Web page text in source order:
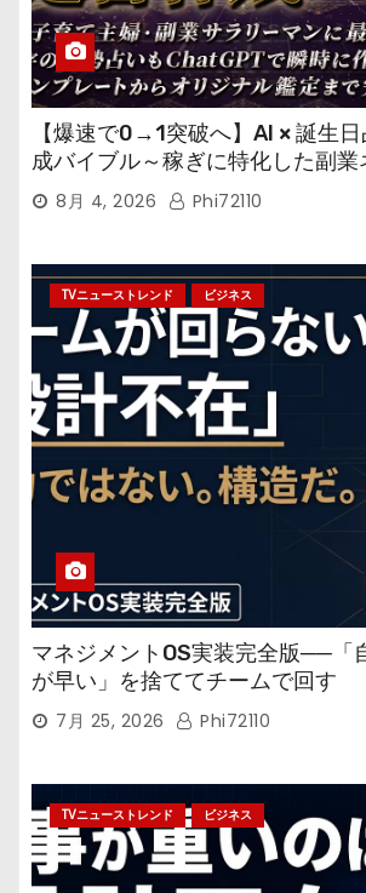
【爆速で0→1突破へ】AI × 誕生
成バイブル～稼ぎに特化した副
ネス8月 4, 2026 Phi72110
TVニューストレンド ビジネス
マネジメントOS実装完全版──「
が早い」を捨ててチームで回す
7月 25, 2026 Phi72110
TVニューストレンド ビジネス